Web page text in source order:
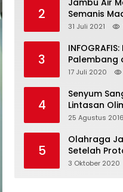
2
Jambu Air
Semanis
31 Juli 2021
3
Palembang
yang
17 Juli 2020
4
Senyum
Lintasan
25 Agustus 2016
5
Olahraga
Setelah
3 Oktober 2020